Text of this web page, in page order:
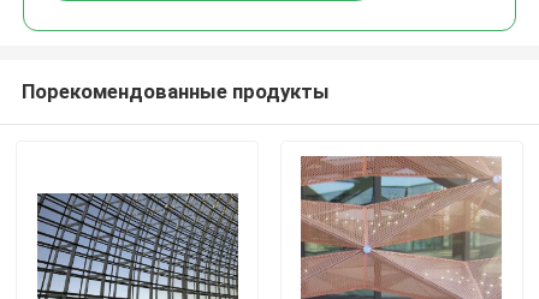
Порекомендованные продукты